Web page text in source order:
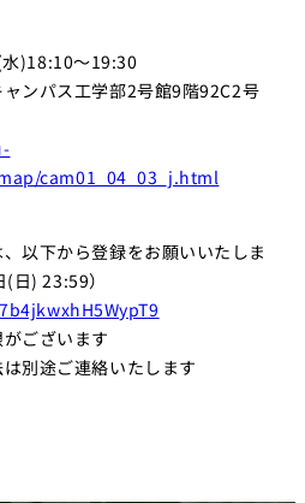
)18:10～19:30
ンパス工学部2号館9階92C2号
cam01_04_03_j.html
以下から登録をお願いいたしま
日) 23:59）
ございます
別途ご連絡いたします